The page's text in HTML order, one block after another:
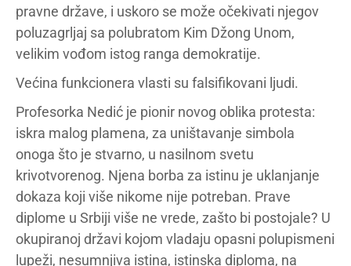
pravne države, i uskoro se može očekivati njegov
poluzagrljaj sa polubratom Kim Džong Unom,
velikim vođom istog ranga demokratije.
Većina funkcionera vlasti su falsifikovani ljudi.
Profesorka Nedić je pionir novog oblika protesta:
iskra malog plamena, za uništavanje simbola
onoga što je stvarno, u nasilnom svetu
krivotvorenog. Njena borba za istinu je uklanjanje
dokaza koji više nikome nije potreban. Prave
diplome u Srbiji više ne vrede, zašto bi postojale? U
okupiranoj državi kojom vladaju opasni polupismeni
lupeži, nesumnjiva istina, istinska diploma, na